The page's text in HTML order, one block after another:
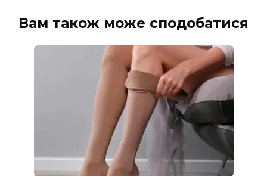
Вам також може сподобатися